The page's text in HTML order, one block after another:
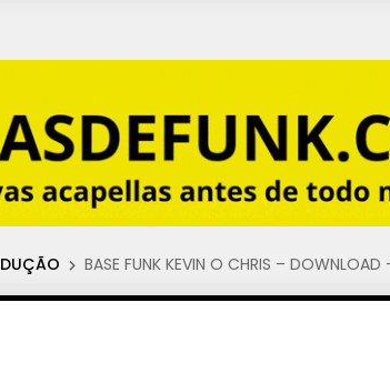
BASE FUNK KEVIN O CHRIS –